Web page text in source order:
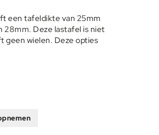
een tafeldikte van 25mm
28mm. Deze lastafel is niet
geen wielen. Deze opties